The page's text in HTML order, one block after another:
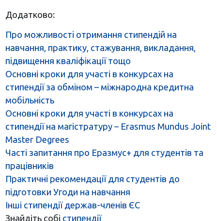
Додатково:
Про можливості отримання стипендій на
навчання, практику, стажування, викладання,
підвищення кваліфікації тощо
Основні кроки для участі в конкурсах на
стипендії за обміном – міжнародна кредитна
мобільність
Основні кроки для участі в конкурсах на
стипендії на магістратуру – Erasmus Mundus Joint
Master Degrees
Часті запитання про Еразмус+ для студентів та
працівників
Практичні рекомендації для студентів до
підготовки Угоди на навчання
Інші стипендії держав-членів ЄС
Знайдіть собі стипендії